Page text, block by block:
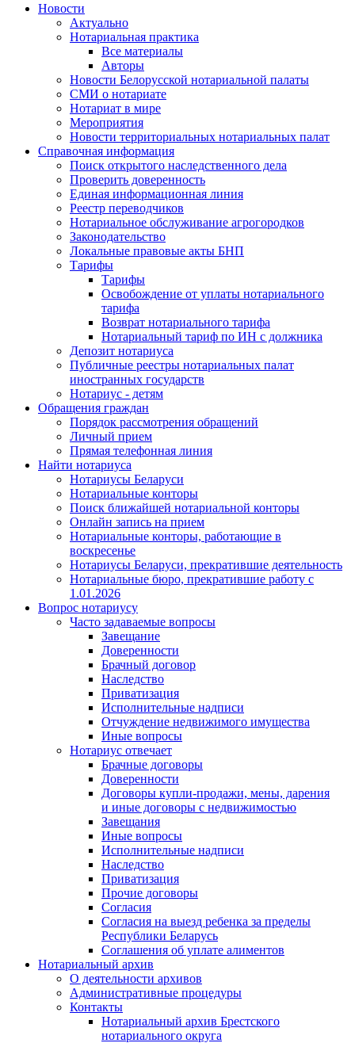
Новости
Актуально
Нотариальная практика
Все материалы
Авторы
Новости Белорусской нотариальной палаты
СМИ о нотариате
Нотариат в мире
Мероприятия
Новости территориальных нотариальных палат
Справочная информация
Поиск открытого наследственного дела
Проверить доверенность
Единая информационная линия
Реестр переводчиков
Нотариальное обслуживание агрогородков
Законодательство
Локальные правовые акты БНП
Тарифы
Тарифы
Освобождение от уплаты нотариального
тарифа
Возврат нотариального тарифа
Нотариальный тариф по ИН с должника
Депозит нотариуса
Публичные реестры нотариальных палат
иностранных государств
Нотариус - детям
Обращения граждан
Порядок рассмотрения обращений
Личный прием
Прямая телефонная линия
Найти нотариуса
Нотариусы Беларуси
Нотариальные конторы
Поиск ближайшей нотариальной конторы
Онлайн запись на прием
Нотариальные конторы, работающие в
воскресенье
Нотариусы Беларуси, прекратившие деятельность
Нотариальные бюро, прекратившие работу с
1.01.2026
Вопрос нотариусу
Часто задаваемые вопросы
Завещание
Доверенности
Брачный договор
Наследство
Приватизация
Исполнительные надписи
Отчуждение недвижимого имущества
Иные вопросы
Нотариус отвечает
Брачные договоры
Доверенности
Договоры купли-продажи, мены, дарения
и иные договоры с недвижимостью
Завещания
Иные вопросы
Исполнительные надписи
Наследство
Приватизация
Прочие договоры
Согласия
Согласия на выезд ребенка за пределы
Республики Беларусь
Соглашения об уплате алиментов
Нотариальный архив
О деятельности архивов
Административные процедуры
Контакты
Нотариальный архив Брестского
нотариального округа